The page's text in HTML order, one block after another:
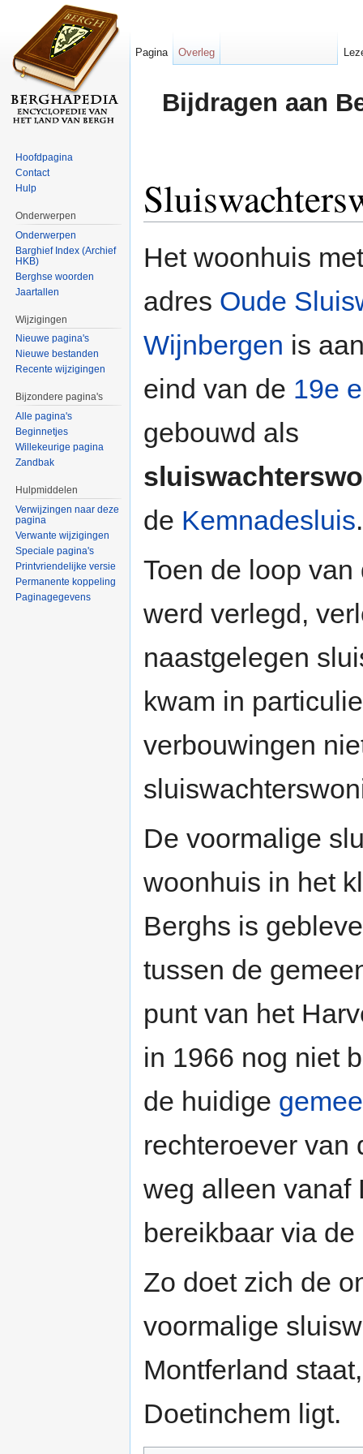
Bijdragen aan
Het woonhuis
adres Oude
Wijnbergen is
eind van de 19e
gebouwd als
de Kemnadesluis.
Toen de loop
werd verlegd,
naastgelegen
kwam in
verbouwingen
De voormalige
woonhuis in het
Berghs is
tussen de
punt van het
in 1966 nog niet
de huidige
rechteroever van
weg alleen vanaf
bereikbaar via
Zo doet zich de
voormalige
Montferland
Doetinchem ligt.
Pagina Overleg
Hoofdpagina
Contact
Hulp
Onderwerpen
Onderwerpen
Barghief Index (Archief
HKB)
Berghse woorden
Jaartallen
Wijzigingen
Nieuwe pagina's
Nieuwe bestanden
Recente wijzigingen
Bijzondere pagina's
Alle pagina's
Beginnetjes
Willekeurige pagina
Zandbak
Hulpmiddelen
Verwijzingen naar deze
pagina
Verwante wijzigingen
Speciale pagina's
Printvriendelijke versie
Permanente koppeling
Paginagegevens